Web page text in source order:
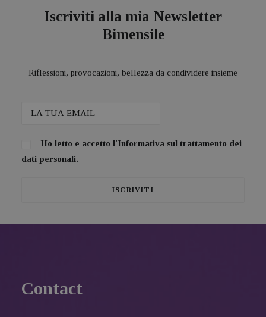
Iscriviti alla mia Newsletter
Bimensile
Riflessioni, provocazioni, bellezza da condividere insieme
Ho letto e accetto l'Informativa sul trattamento dei
dati personali.
Contact